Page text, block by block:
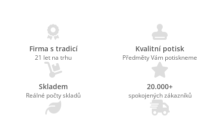
Firma s tradicí
21 let na trhu
Kvalitní potisk
Předměty Vám potiskneme
Skladem
Reálné počty skladů
20.000+
spokojených zákazníků